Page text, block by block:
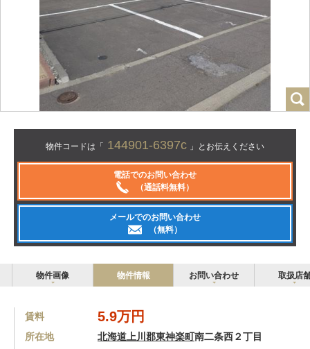
物件コードは「 144901-6397c 」とお伝えください
電話でのお問い合わせ
（通話料無料）
メールでのお問い合わせ
（無料）
物件画像 物件情報 お問い合わせ 取扱店
賃料 5.9万円
所在地 北海道上川郡東神楽町南二条西２丁目